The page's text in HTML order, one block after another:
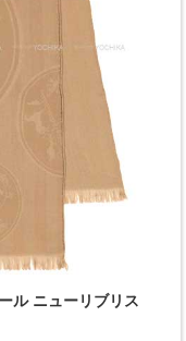
ル ニューリブリス